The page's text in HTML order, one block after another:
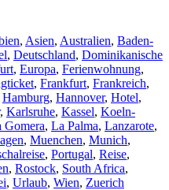
, Asien, Australien, Baden-
, Deutschland, Dominikanische
, Europa, Ferienwohnung,
, Frankfurt, Frankreich,
Hamburg, Hannover, Hotel,
, Karlsruhe, Kassel, Koeln-
Gomera, La Palma, Lanzarote,
, Muenchen, Munich,
, Portugal, Reise,
, Rostock, South Africa,
, Urlaub, Wien, Zuerich